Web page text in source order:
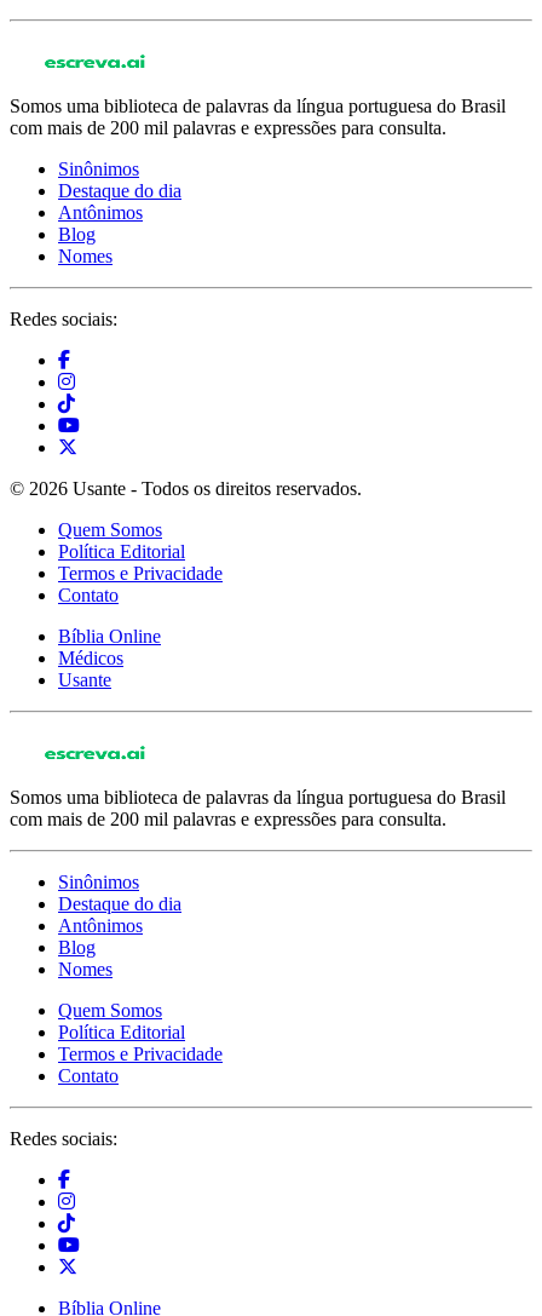
Somos uma biblioteca de palavras da língua portuguesa do Brasil
com mais de 200 mil palavras e expressões para consulta.
Sinônimos
Destaque do dia
Antônimos
Blog
Nomes
Redes sociais:
© 2026 Usante - Todos os direitos reservados.
Quem Somos
Política Editorial
Termos e Privacidade
Contato
Bíblia Online
Médicos
Usante
Somos uma biblioteca de palavras da língua portuguesa do Brasil
com mais de 200 mil palavras e expressões para consulta.
Sinônimos
Destaque do dia
Antônimos
Blog
Nomes
Quem Somos
Política Editorial
Termos e Privacidade
Contato
Redes sociais:
Bíblia Online